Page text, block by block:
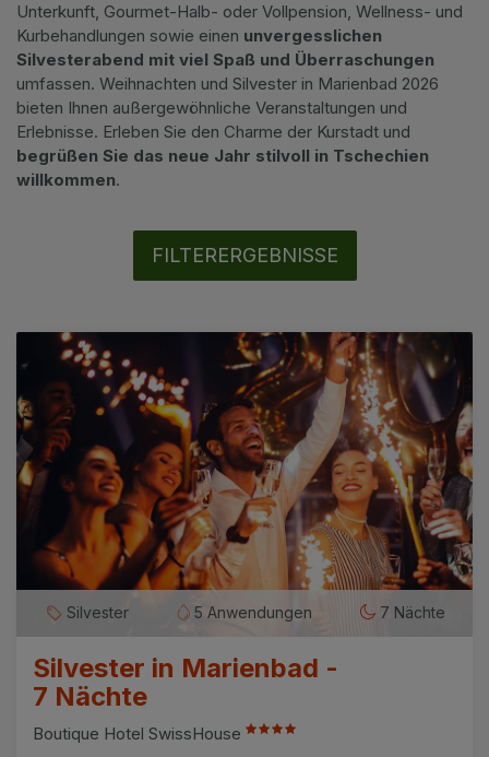
Kontakt
Über uns
Privat Transfer
FAQ
Unterkunft, Gourmet-Halb- oder Vollpension, Wellness- und
Kurbehandlungen sowie einen unvergesslichen
Silvesterabend mit viel Spaß und Überraschungen
umfassen. Weihnachten und Silvester in Marienbad 2026
bieten Ihnen außergewöhnliche Veranstaltungen und
Erlebnisse. Erleben Sie den Charme der Kurstadt und
begrüßen Sie das neue Jahr stilvoll in Tschechien
willkommen.
FILTERERGEBNISSE
Silvester 5 Anwendungen 7 Nächte
Silvester in Marienbad -
7 Nächte
Boutique Hotel SwissHouse